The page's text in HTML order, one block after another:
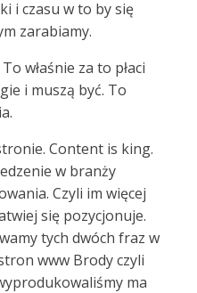
i czasu w to by się
zarabiamy.
właśnie za to płaci
i muszą być. To
Content is king.
w branży
Czyli im więcej
się pozycjonuje.
tych dwóch fraz w
www Brody czyli
ma